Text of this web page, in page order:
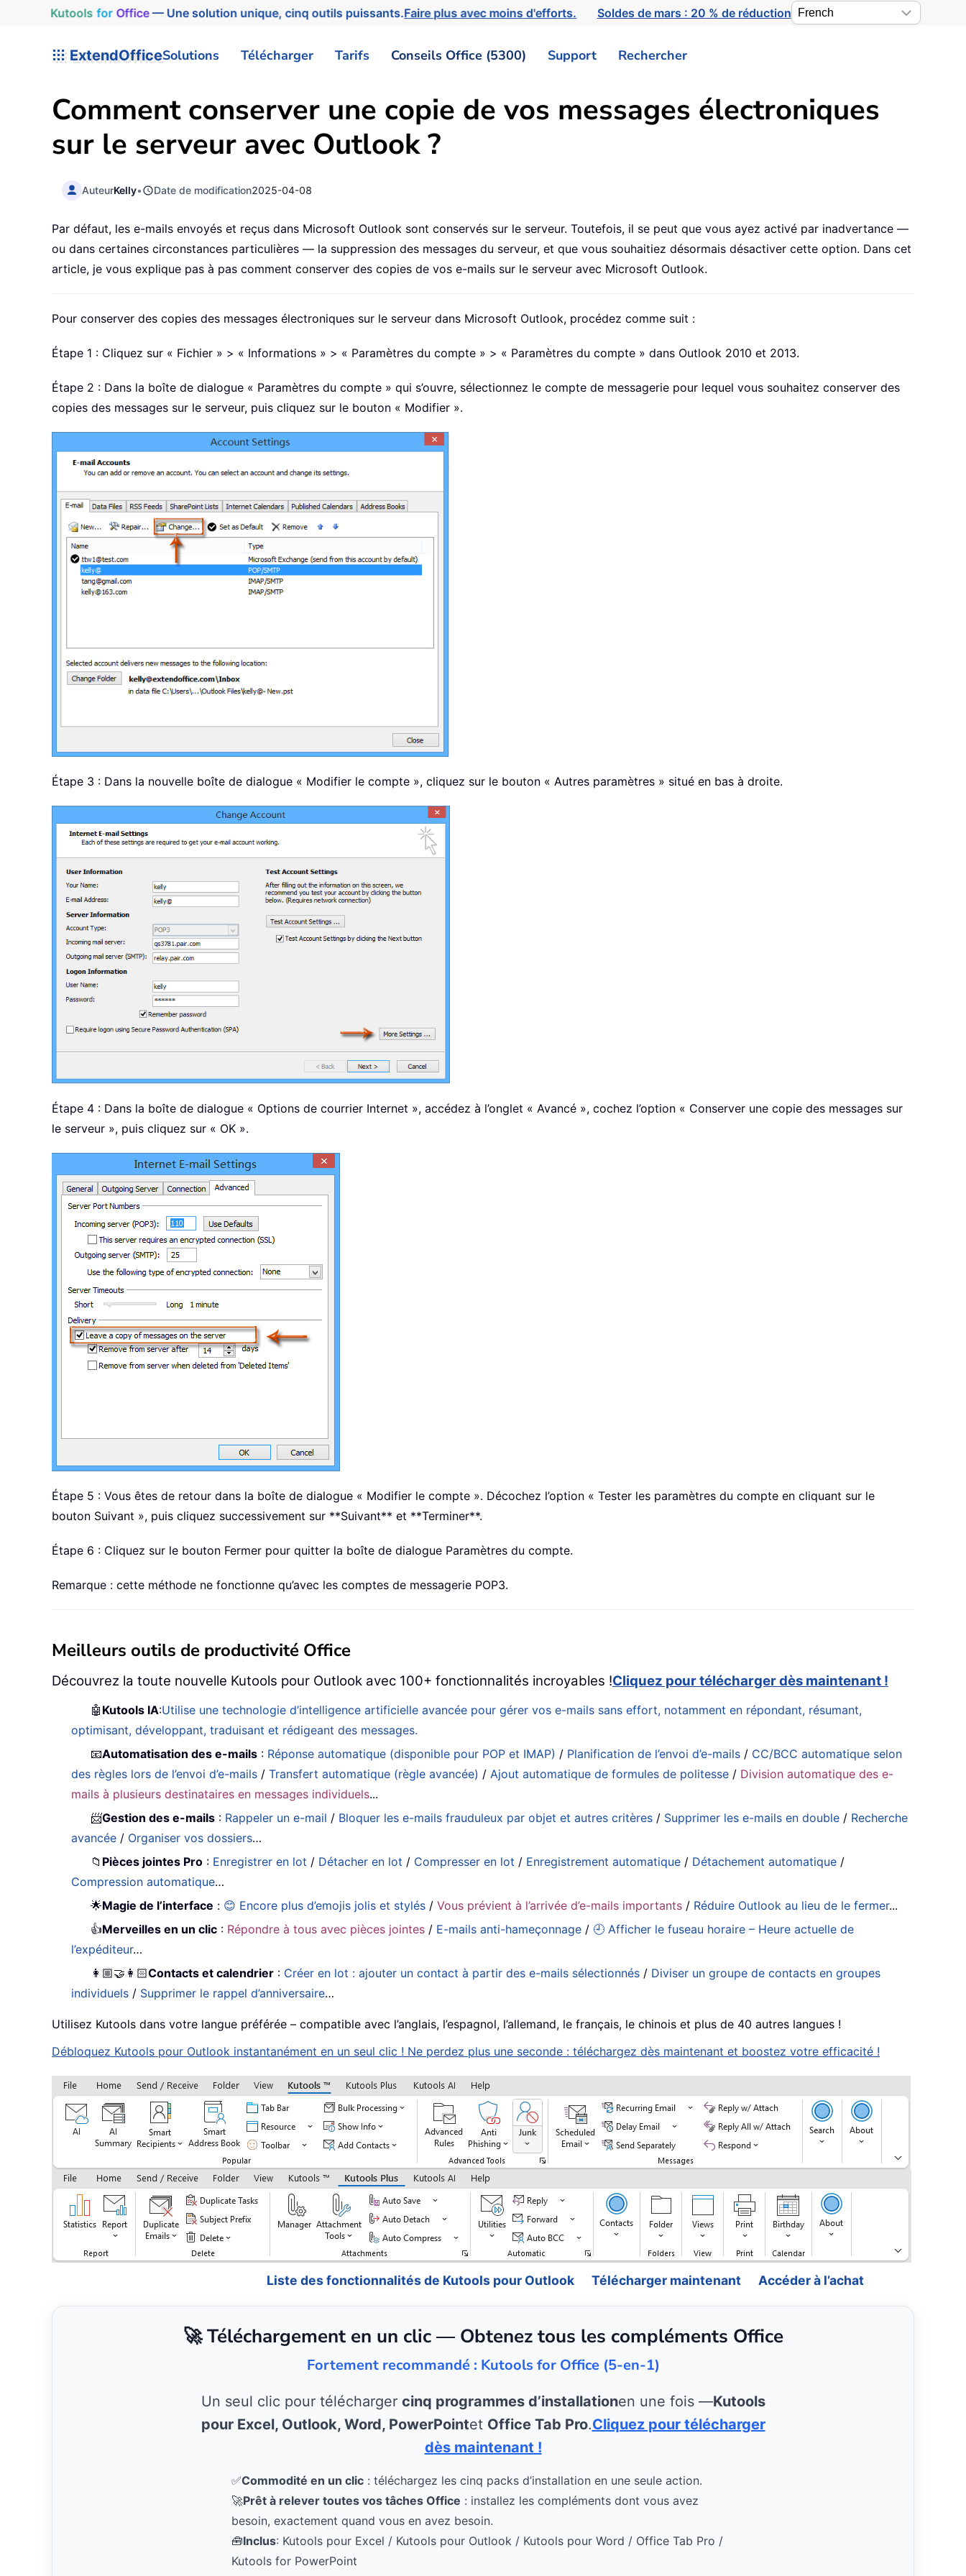
Kutools for Office— Une solution unique, cinq outils puissants.Faire plus avec moins d'efforts. Soldes de mars : 20 % de réduction
ExtendOfficeSolutions Télécharger Tarifs Conseils Office (5300) Support Rechercher
Comment conserver une copie de vos messages électroniques
sur le serveur avec Outlook ?
AuteurKelly• Date de modification2025-04-08
Par défaut, les e-mails envoyés et reçus dans Microsoft Outlook sont conservés sur le serveur. Toutefois, il se peut que vous ayez activé par inadvertance —
ou dans certaines circonstances particulières — la suppression des messages du serveur, et que vous souhaitiez désormais désactiver cette option. Dans cet
article, je vous explique pas à pas comment conserver des copies de vos e-mails sur le serveur avec Microsoft Outlook.
Pour conserver des copies des messages électroniques sur le serveur dans Microsoft Outlook, procédez comme suit :
Étape 1 : Cliquez sur « Fichier » > « Informations » > « Paramètres du compte » > « Paramètres du compte » dans Outlook 2010 et 2013.
Étape 2 : Dans la boîte de dialogue « Paramètres du compte » qui s’ouvre, sélectionnez le compte de messagerie pour lequel vous souhaitez conserver des
copies des messages sur le serveur, puis cliquez sur le bouton « Modifier ».
Étape 3 : Dans la nouvelle boîte de dialogue « Modifier le compte », cliquez sur le bouton « Autres paramètres » situé en bas à droite.
Étape 4 : Dans la boîte de dialogue « Options de courrier Internet », accédez à l’onglet « Avancé », cochez l’option « Conserver une copie des messages sur
le serveur », puis cliquez sur « OK ».
Étape 5 : Vous êtes de retour dans la boîte de dialogue « Modifier le compte ». Décochez l’option « Tester les paramètres du compte en cliquant sur le
bouton Suivant », puis cliquez successivement sur **Suivant** et **Terminer**.
Étape 6 : Cliquez sur le bouton Fermer pour quitter la boîte de dialogue Paramètres du compte.
Remarque : cette méthode ne fonctionne qu’avec les comptes de messagerie POP3.
Meilleurs outils de productivité Office
Découvrez la toute nouvelle Kutools pour Outlook avec 100+ fonctionnalités incroyables !Cliquez pour télécharger dès maintenant !
🤖 Kutools IA:Utilise une technologie d’intelligence artificielle avancée pour gérer vos e-mails sans effort, notamment en répondant, résumant,
optimisant, développant, traduisant et rédigeant des messages.
📧Automatisation des e-mails : Réponse automatique (disponible pour POP et IMAP) / Planification de l’envoi d’e-mails / CC/BCC automatique selon
des règles lors de l’envoi d’e-mails /Transfert automatique (règle avancée) /Ajout automatique de formules de politesse / Division automatique des e-
mails à plusieurs destinataires en messages individuels...
📨Gestion des e-mails : Rappeler un e-mail / Bloquer les e-mails frauduleux par objet et autres critères / Supprimer les e-mails en double / Recherche
avancée / Organiser vos dossiers…
📁 Pièces jointes Pro : Enregistrer en lot / Détacher en lot / Compresser en lot / Enregistrement automatique / Détachement automatique /
Compression automatique…
🌟Magie de l’interface : 😊 Encore plus d’emojis jolis et stylés /Vous prévient à l’arrivée d’e-mails importants / Réduire Outlook au lieu de le fermer...
👍Merveilles en un clic : Répondre à tous avec pièces jointes / E-mails anti-hameçonnage / 🕘 Afficher le fuseau horaire – Heure actuelle de
l’expéditeur…
👩🏼‍🤝‍👩🏻Contacts et calendrier : Créer en lot : ajouter un contact à partir des e-mails sélectionnés / Diviser un groupe de contacts en groupes
individuels / Supprimer le rappel d’anniversaire…
Utilisez Kutools dans votre langue préférée – compatible avec l’anglais, l’espagnol, l’allemand, le français, le chinois et plus de 40 autres langues !
Débloquez Kutools pour Outlook instantanément en un seul clic ! Ne perdez plus une seconde : téléchargez dès maintenant et boostez votre efficacité !
Liste des fonctionnalités de Kutools pour Outlook Télécharger maintenant Accéder à l’achat
🚀 Téléchargement en un clic — Obtenez tous les compléments Office
Fortement recommandé : Kutools for Office (5-en-1)
Un seul clic pour télécharger cinq programmes d’installationen une fois —Kutools
pour Excel, Outlook, Word, PowerPointet Office Tab Pro.Cliquez pour télécharger
dès maintenant !
✅Commodité en un clic : téléchargez les cinq packs d’installation en une seule action.
🚀Prêt à relever toutes vos tâches Office : installez les compléments dont vous avez
besoin, exactement quand vous en avez besoin.
🧰Inclus: Kutools pour Excel / Kutools pour Outlook / Kutools pour Word / Office Tab Pro /
Kutools for PowerPoint